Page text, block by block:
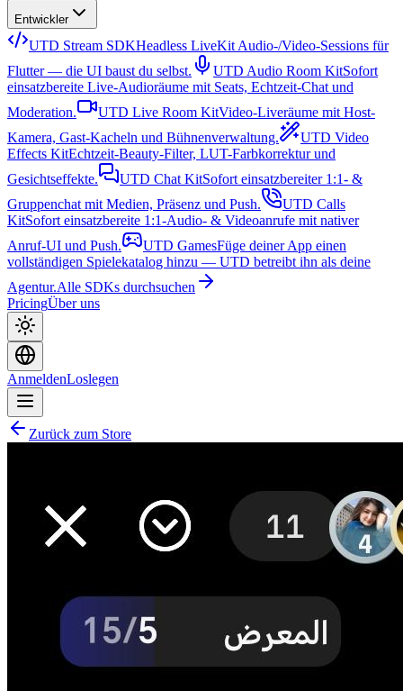
Entwickler
UTD Stream SDKHeadless LiveKit Audio-/Video-Sessions für
Flutter — die UI baust du selbst.
UTD Audio Room KitSofort
einsatzbereite Live-Audioräume mit Seats, Echtzeit-Chat und
Moderation.
UTD Live Room KitVideo-Liveräume mit Host-
Kamera, Gast-Kacheln und Bühnenverwaltung.
UTD Video
Effects KitEchtzeit-Beauty-Filter, LUT-Farbkorrektur und
Gesichtseffekte.
UTD Chat KitSofort einsatzbereiter 1:1- &
Gruppenchat mit Medien, Präsenz und Push.
UTD Calls
KitSofort einsatzbereite 1:1-Audio- & Videoanrufe mit nativer
Anruf-UI und Push.
UTD GamesFüge deiner App einen
vollständigen Spielekatalog hinzu — UTD betreibt ihn als deine
Agentur.Alle SDKs durchsuchen
PricingÜber uns
AnmeldenLoslegen
Zurück zum Store